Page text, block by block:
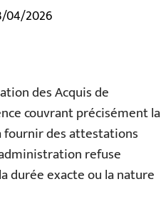
04/2026
des Acquis de
couvrant précisément la
fournir des attestations
refuse
durée exacte ou la nature